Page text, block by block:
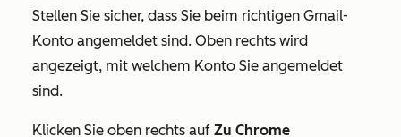
Stellen Sie sicher, dass Sie beim richtigen Gmail-
Konto angemeldet sind. Oben rechts wird
angezeigt, mit welchem Konto Sie angemeldet
sind.
Klicken Sie oben rechts auf Zu Chrome